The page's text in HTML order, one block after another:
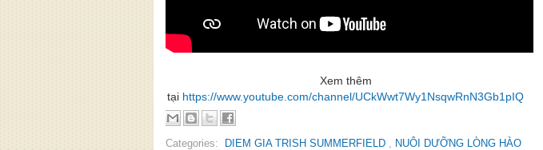
Xem thêm
tại https://www.youtube.com/channel/UCkWwt7Wy1NsqwRnN3Gb1pIQ
Categories: DIEM GIA TRISH SUMMERFIELD , NUÔI DƯỠNG LÒNG HÀO